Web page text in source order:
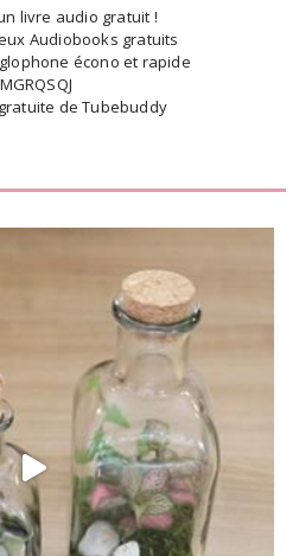
livre audio gratuit !
Audiobooks gratuits
écono et rapide
de Tubebuddy